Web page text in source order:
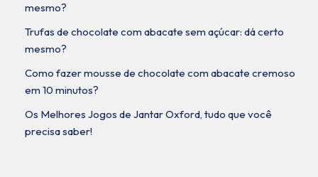
mesmo?
Trufas de chocolate com abacate sem açúcar: dá certo
mesmo?
Como fazer mousse de chocolate com abacate cremoso
em 10 minutos?
Os Melhores Jogos de Jantar Oxford, tudo que você
precisa saber!